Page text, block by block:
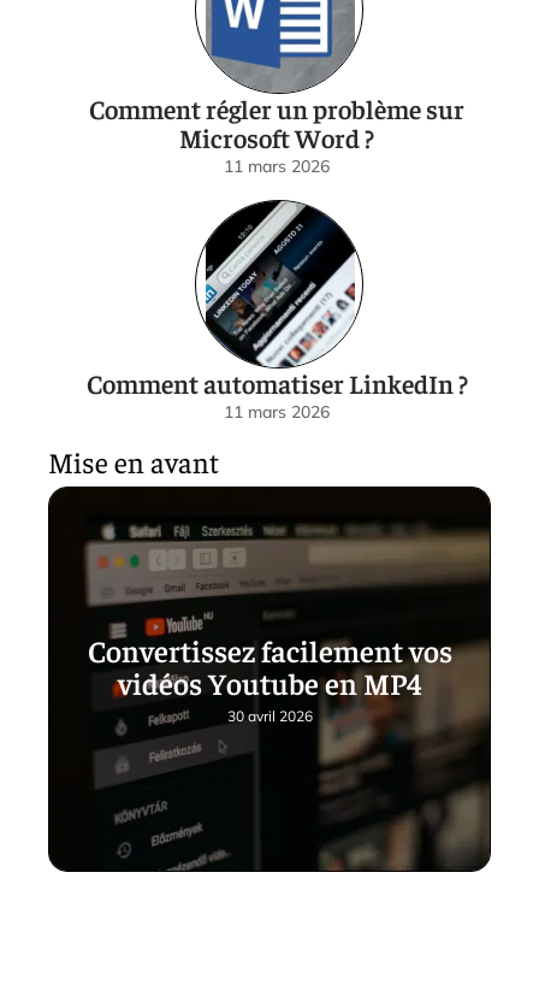
Comment régler un problème sur
Microsoft Word ?
11 mars 2026
Comment automatiser LinkedIn ?
11 mars 2026
Mise en avant
Convertissez facilement vos
vidéos Youtube en MP4
30 avril 2026